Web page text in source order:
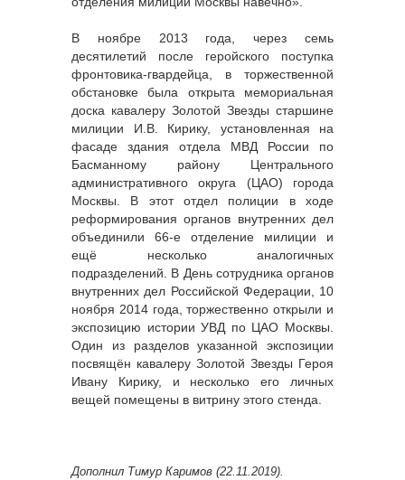
В ноябре 2013 года, через семь
десятилетий после геройского поступка
фронтовика-гвардейца, в торжественной
обстановке была открыта мемориальная
доска кавалеру Золотой Звезды старшине
милиции И.В. Кирику, установленная на
фасаде здания отдела МВД России по
Басманному району Центрального
административного округа (ЦАО) города
Москвы. В этот отдел полиции в ходе
реформирования органов внутренних дел
объединили 66-е отделение милиции и
ещё несколько аналогичных
подразделений. В День сотрудника органов
внутренних дел Российской Федерации, 10
ноября 2014 года, торжественно открыли и
экспозицию истории УВД по ЦАО Москвы.
Один из разделов указанной экспозиции
посвящён кавалеру Золотой Звезды Героя
Ивану Кирику, и несколько его личных
вещей помещены в витрину этого стенда.
Дополнил Тимур Каримов (22.11.2019).